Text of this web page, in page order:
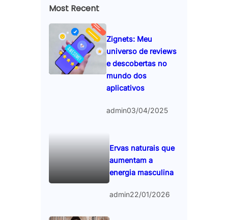
Most Recent
Zignets: Meu
universo de reviews
e descobertas no
mundo dos
aplicativos
admin03/04/2025
Ervas naturais que
aumentam a
energia masculina
admin22/01/2026